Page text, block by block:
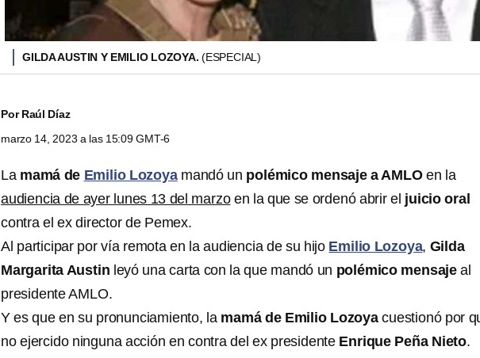
GILDA AUSTIN Y EMILIO LOZOYA. (ESPECIAL)
PorRaúl Díaz
marzo 14, 2023 a las 15:09 GMT-6
La mamá de Emilio Lozoyamandó un polémico mensaje a AMLOen la
audiencia de ayer lunes 13 del marzoen la que se ordenó abrir el juicio oral
contra el ex director de Pemex.
Al participar por vía remota en la audiencia de su hijo Emilio Lozoya, Gilda
Margarita Austin leyó una carta con la que mandó un polémico mensaje al
presidente AMLO.
Y es que en su pronunciamiento, la mamá de Emilio Lozoyacuestionó por
no ejercido ninguna acción en contra del ex presidente Enrique Peña Nieto.